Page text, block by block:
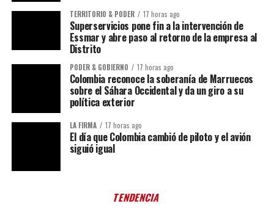
TERRITORIO & PODER 17 horas ago
Superservicios pone fin a la intervención de
Essmar y abre paso al retorno de la empresa al
Distrito
PODER & GOBIERNO 17 horas ago
Colombia reconoce la soberanía de Marruecos
sobre el Sáhara Occidental y da un giro a su
política exterior
LA FIRMA 17 horas ago
El día que Colombia cambió de piloto y el avión
siguió igual
TENDENCIA